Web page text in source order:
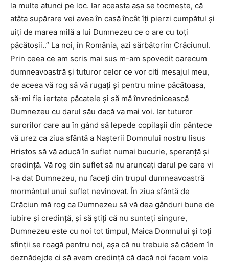
la multe atunci pe loc. Iar aceasta aşa se tocmeşte, că
atâta supărare vei avea în casă încât îţi pierzi cumpătul şi
uiţi de marea milă a lui Dumnezeu ce o are cu toţi
păcătoşii..” La noi, în România, azi sărbătorim Crăciunul.
Prin ceea ce am scris mai sus m-am spovedit oarecum
dumneavoastră şi tuturor celor ce vor citi mesajul meu,
de aceea vă rog să vă rugaţi şi pentru mine păcătoasa,
să-mi fie iertate păcatele şi să mă învrednicească
Dumnezeu cu darul său dacă va mai voi. Iar tuturor
surorilor care au în gând să lepede copilaşii din pântece
vă urez ca ziua sfântă a Naşterii Domnului nostru Iisus
Hristos să vă aducă în suflet numai bucurie, speranţă şi
credinţă. Vă rog din suflet să nu aruncaţi darul pe care vi
l-a dat Dumnezeu, nu faceţi din trupul dumneavoastră
mormântul unui suflet nevinovat. În ziua sfântă de
Crăciun mă rog ca Dumnezeu să vă dea gânduri bune de
iubire şi credinţă, şi să ştiţi că nu sunteţi singure,
Dumnezeu este cu noi tot timpul, Maica Domnului şi toţi
sfinţii se roagă pentru noi, aşa că nu trebuie să cădem în
deznădejde ci să avem credinţă că dacă noi facem voia